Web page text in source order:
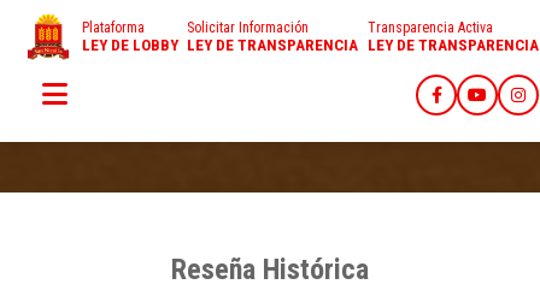
Plataforma
LEY DE LOBBY
Solicitar Información
LEY DE TRANSPARENCIA
Transparencia Activa
LEY DE TRANSPARENCIA
Reseña Histórica